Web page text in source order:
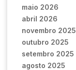
maio 2026
abril 2026
novembro 2025
outubro 2025
setembro 2025
agosto 2025